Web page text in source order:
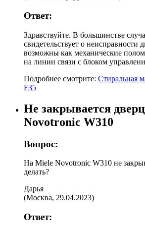
Ответ:
Здравствуйте. В большинстве
свидетельствует о неисправности
возможны как механические
на линии связи с блоком
Подробнее смотрите: Стиральная
F35
Не закрывается
Novotronic W310
Вопрос:
На Miele Novotronic W310 не
делать?
Дарья
(Москва, 29.04.2023)
Ответ: